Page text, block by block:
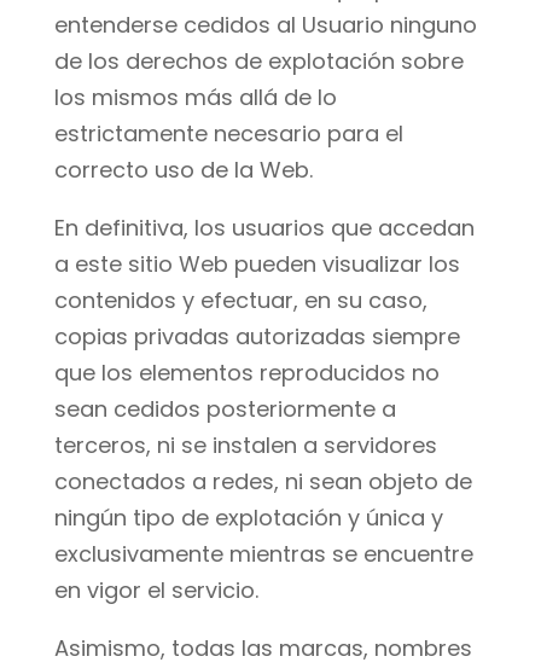
entenderse cedidos al Usuario ninguno
de los derechos de explotación sobre
los mismos más allá de lo
estrictamente necesario para el
correcto uso de la Web.
En definitiva, los usuarios que accedan
a este sitio Web pueden visualizar los
contenidos y efectuar, en su caso,
copias privadas autorizadas siempre
que los elementos reproducidos no
sean cedidos posteriormente a
terceros, ni se instalen a servidores
conectados a redes, ni sean objeto de
ningún tipo de explotación y única y
exclusivamente mientras se encuentre
en vigor el servicio.
Asimismo, todas las marcas, nombres